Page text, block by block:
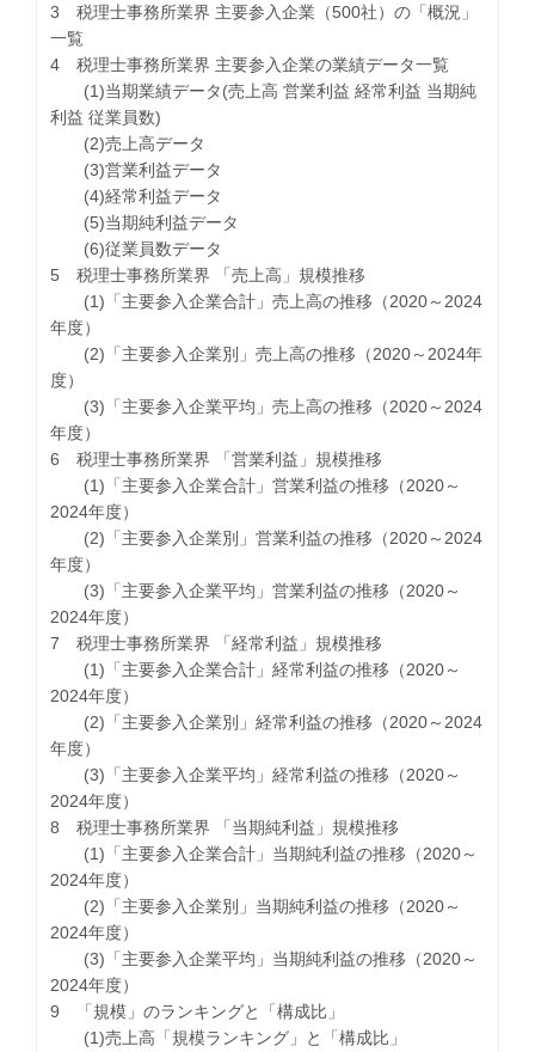
3 税理士事務所業界 主要参入企業（500社）の「概況」
一覧
4 税理士事務所業界 主要参入企業の業績データ一覧
(1)当期業績データ(売上高 営業利益 経常利益 当期純
利益 従業員数)
(2)売上高データ
(3)営業利益データ
(4)経常利益データ
(5)当期純利益データ
(6)従業員数データ
5 税理士事務所業界 「売上高」規模推移
(1)「主要参入企業合計」売上高の推移（2020～2024
年度）
(2)「主要参入企業別」売上高の推移（2020～2024年
度）
(3)「主要参入企業平均」売上高の推移（2020～2024
年度）
6 税理士事務所業界 「営業利益」規模推移
(1)「主要参入企業合計」営業利益の推移（2020～
2024年度）
(2)「主要参入企業別」営業利益の推移（2020～2024
年度）
(3)「主要参入企業平均」営業利益の推移（2020～
2024年度）
7 税理士事務所業界 「経常利益」規模推移
(1)「主要参入企業合計」経常利益の推移（2020～
2024年度）
(2)「主要参入企業別」経常利益の推移（2020～2024
年度）
(3)「主要参入企業平均」経常利益の推移（2020～
2024年度）
8 税理士事務所業界 「当期純利益」規模推移
(1)「主要参入企業合計」当期純利益の推移（2020～
2024年度）
(2)「主要参入企業別」当期純利益の推移（2020～
2024年度）
(3)「主要参入企業平均」当期純利益の推移（2020～
2024年度）
9 「規模」のランキングと「構成比」
(1)売上高「規模ランキング」と「構成比」